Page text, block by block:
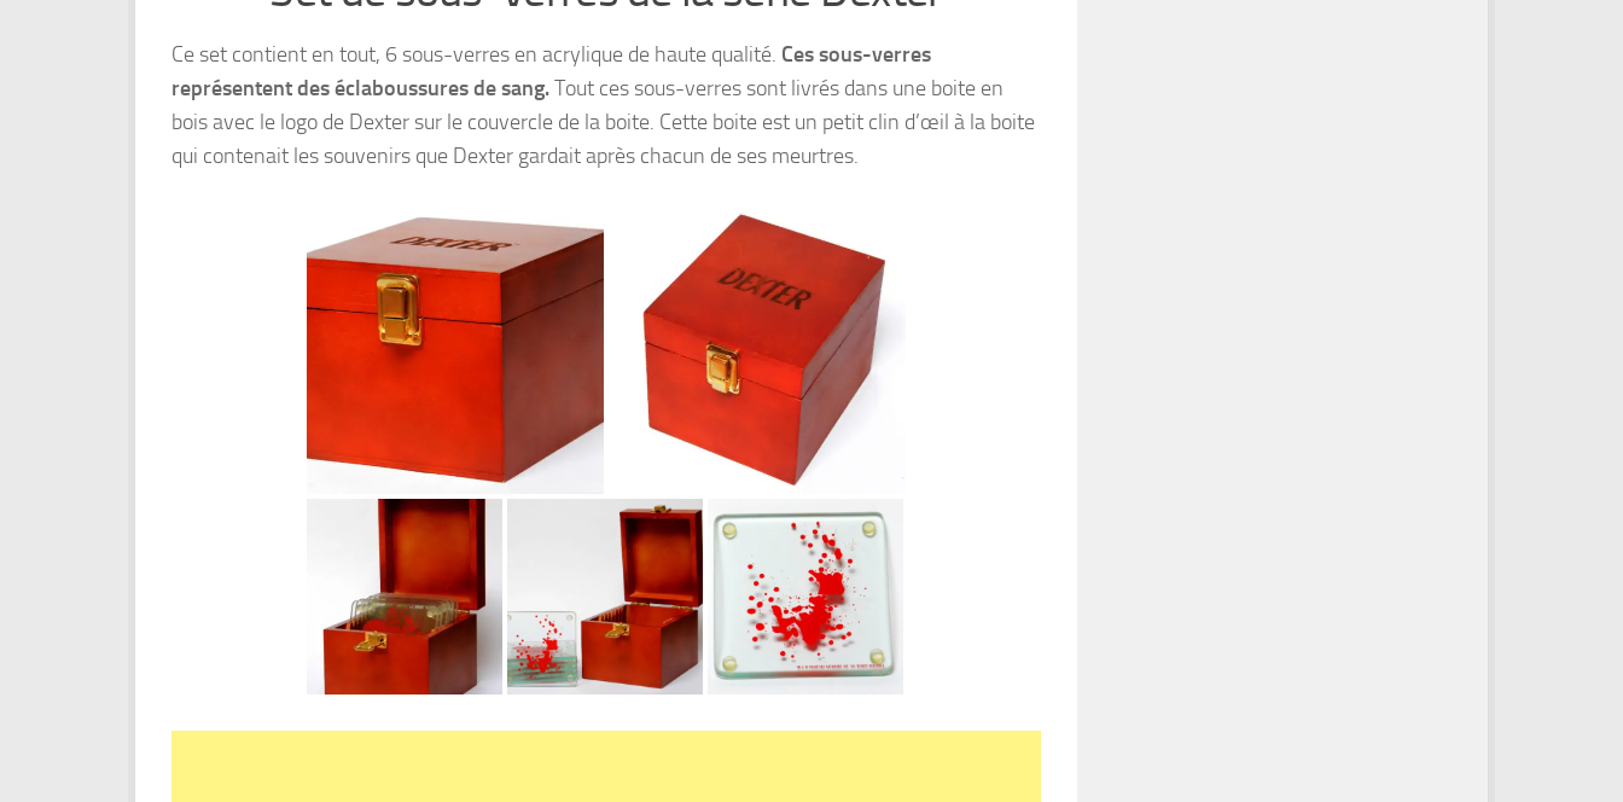
Ce set contient en tout, 6 sous-verres en acrylique de haute qualité. Ces sous-verres
représentent des éclaboussures de sang.Tout ces sous-verres sont livrés dans une boite en
bois avec le logo de Dexter sur le couvercle de la boite. Cette boite est un petit clin d’œil à la boite
qui contenait les souvenirs que Dexter gardait après chacun de ses meurtres.